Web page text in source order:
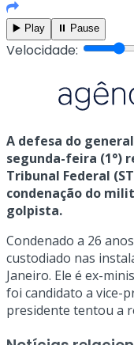
▶️ Play ⏸️ Pause
Velocidade:
A defesa do
segunda-feira (1°)
Tribunal Federal
condenação do
golpista.
Condenado a 26
custodiado nas
Janeiro. Ele é ex-
foi candidato a vice-
presidente tentou a